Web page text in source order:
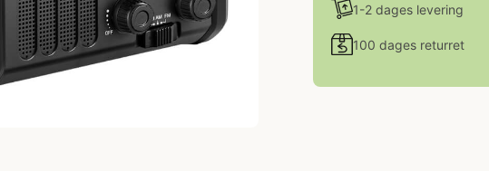
1-2 dages levering
100 dages returret